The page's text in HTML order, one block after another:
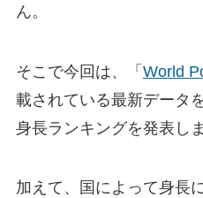
ん。
そこで今回は、「 World
載されている最新データ
身長ランキングを発表し
加えて、国によって身長